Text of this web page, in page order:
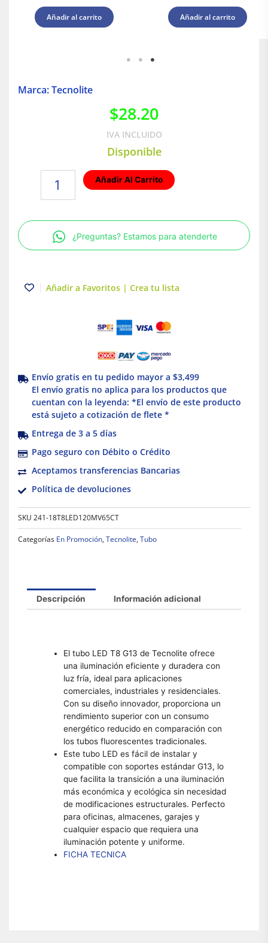
Añadir al carrito Añadir al carrito
Marca: Tecnolite
$28.20
IVA INCLUIDO
Disponible
T8
Luz
Fría
G13
Añadir Al Carrito
¿Preguntas? Estamos para atenderte
Añadir a Favoritos | Crea tu lista
Envío gratis en tu pedido mayor a $3,499
El envío gratis no aplica para los productos que
cuentan con la leyenda: *El envío de este producto
está sujeto a cotización de flete *
Entrega de 3 a 5 días
Pago seguro con Débito o Crédito
Aceptamos transferencias Bancarias
Política de devoluciones
SKU 241-18T8LED120MV65CT
Categorías En Promoción, Tecnolite, Tubo
Descripción Información adicional
El tubo LED T8 G13 de Tecnolite ofrece
una iluminación eficiente y duradera con
luz fría, ideal para aplicaciones
comerciales, industriales y residenciales.
Con su diseño innovador, proporciona un
rendimiento superior con un consumo
energético reducido en comparación con
los tubos fluorescentes tradicionales.
Este tubo LED es fácil de instalar y
compatible con soportes estándar G13, lo
que facilita la transición a una iluminación
más económica y ecológica sin necesidad
de modificaciones estructurales. Perfecto
para oficinas, almacenes, garajes y
cualquier espacio que requiera una
iluminación potente y uniforme.
FICHA TECNICA